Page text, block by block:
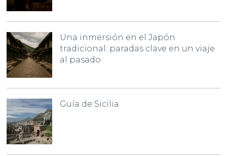
Una inmersión en el Japón
tradicional: paradas clave en un viaje
al pasado
Guía de Sicilia